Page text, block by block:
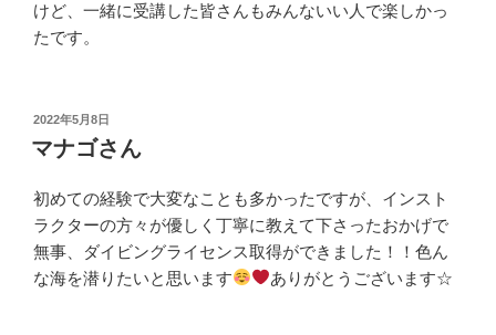
けど、一緒に受講した皆さんもみんないい人で楽しかっ
たです。
投
稿
日:
2022年5月8日
マナゴさん
初めての経験で大変なことも多かったですが、インスト
ラクターの方々が優しく丁寧に教えて下さったおかげで
無事、ダイビングライセンス取得ができました！！色ん
な海を潜りたいと思います
ありがとうございます☆